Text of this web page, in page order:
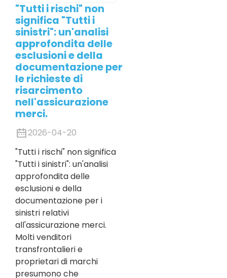
"Tutti i rischi" non
significa "Tutti i
sinistri": un'analisi
approfondita delle
esclusioni e della
documentazione per
le richieste di
risarcimento
nell'assicurazione
merci.
2026-04-20
"Tutti i rischi" non significa
"Tutti i sinistri": un'analisi
approfondita delle
esclusioni e della
documentazione per i
sinistri relativi
all'assicurazione merci.
Molti venditori
transfrontalieri e
proprietari di marchi
presumono che